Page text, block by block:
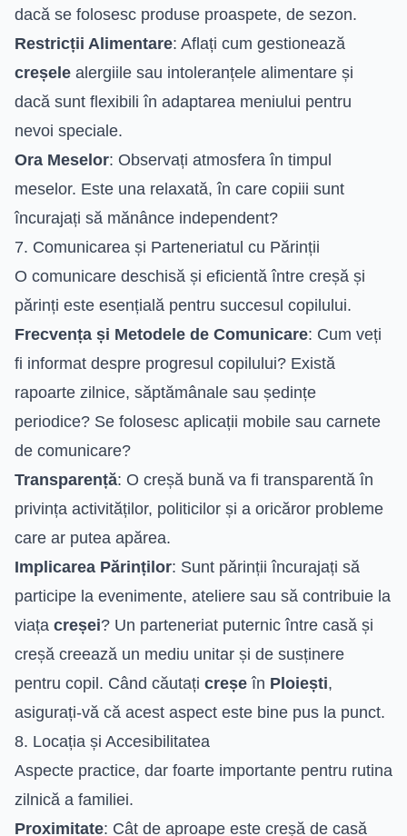
dacă se folosesc produse proaspete, de sezon.
Restricții Alimentare: Aflați cum gestionează
creșele alergiile sau intoleranțele alimentare și
dacă sunt flexibili în adaptarea meniului pentru
nevoi speciale.
Ora Meselor: Observați atmosfera în timpul
meselor. Este una relaxată, în care copiii sunt
încurajați să mănânce independent?
7. Comunicarea și Parteneriatul cu Părinții
O comunicare deschisă și eficientă între creșă și
părinți este esențială pentru succesul copilului.
Frecvența și Metodele de Comunicare: Cum veți
fi informat despre progresul copilului? Există
rapoarte zilnice, săptămânale sau ședințe
periodice? Se folosesc aplicații mobile sau carnete
de comunicare?
Transparență: O creșă bună va fi transparentă în
privința activităților, politicilor și a oricăror probleme
care ar putea apărea.
Implicarea Părinților: Sunt părinții încurajați să
participe la evenimente, ateliere sau să contribuie la
viața creșei? Un parteneriat puternic între casă și
creșă creează un mediu unitar și de susținere
pentru copil. Când căutați creșe în Ploiești,
asigurați-vă că acest aspect este bine pus la punct.
8. Locația și Accesibilitatea
Aspecte practice, dar foarte importante pentru rutina
zilnică a familiei.
Proximitate: Cât de aproape este creșă de casă